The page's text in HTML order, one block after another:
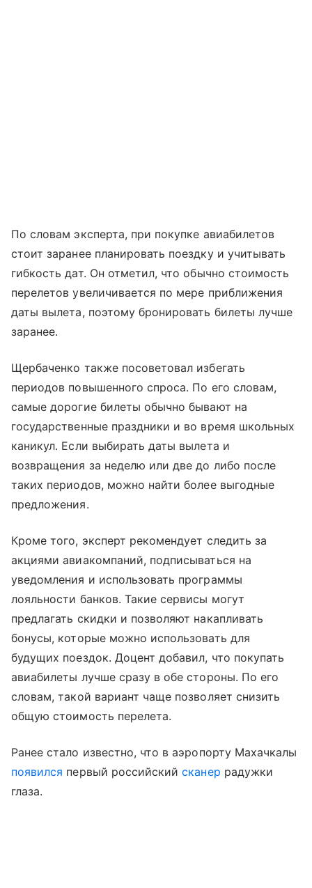
По словам эксперта, при покупке авиабилетов
стоит заранее планировать поездку и учитывать
гибкость дат. Он отметил, что обычно стоимость
перелетов увеличивается по мере приближения
даты вылета, поэтому бронировать билеты лучше
заранее.
Щербаченко также посоветовал избегать
периодов повышенного спроса. По его словам,
самые дорогие билеты обычно бывают на
государственные праздники и во время школьных
каникул. Если выбирать даты вылета и
возвращения за неделю или две до либо после
таких периодов, можно найти более выгодные
предложения.
Кроме того, эксперт рекомендует следить за
акциями авиакомпаний, подписываться на
уведомления и использовать программы
лояльности банков. Такие сервисы могут
предлагать скидки и позволяют накапливать
бонусы, которые можно использовать для
будущих поездок. Доцент добавил, что покупать
авиабилеты лучше сразу в обе стороны. По его
словам, такой вариант чаще позволяет снизить
общую стоимость перелета.
Ранее стало известно, что в аэропорту Махачкалы
появилcя первый российскийсканер радужки
глаза.